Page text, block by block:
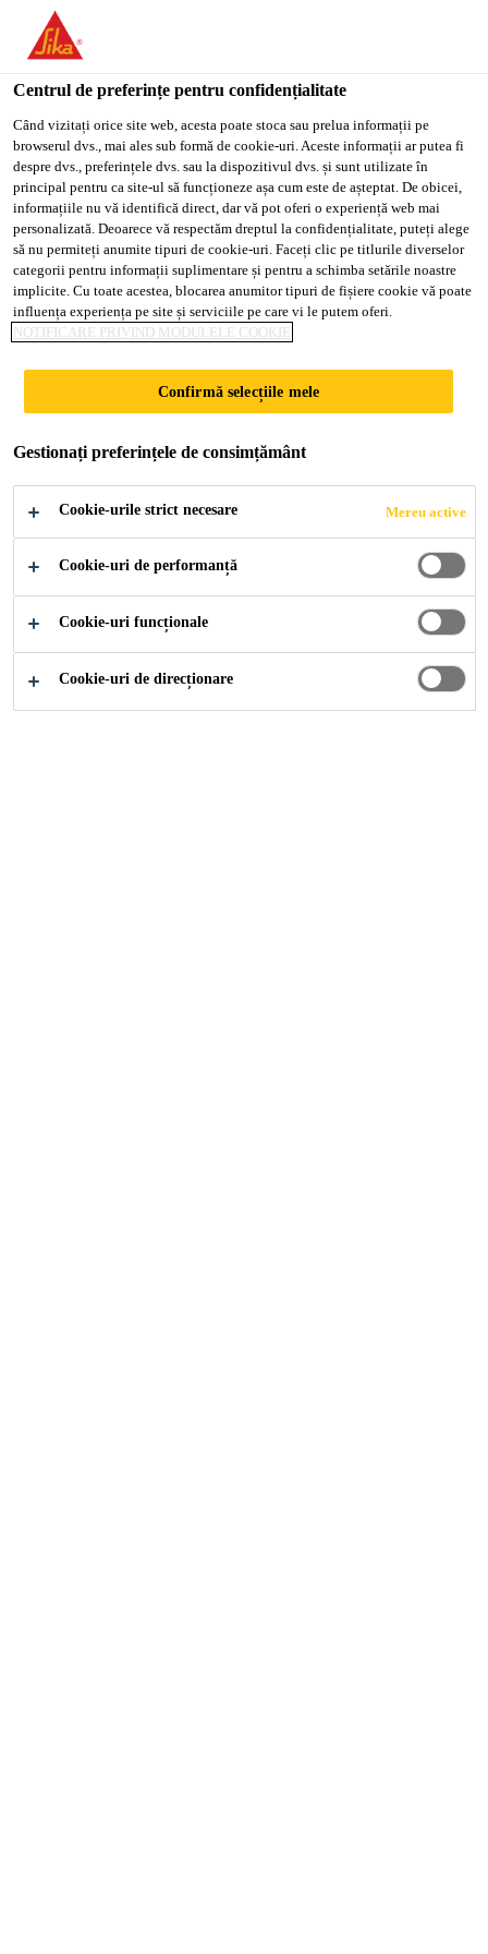
You are accessing "Sika Romania", it seems you are accessing it
from "Statele Unite ale Americii". We have a dedicated website
for your country.
TO
SIKA
USA
STAY ON THE SIKA
ROMANIA WEBSITE
SELECT A
COUNTRY
Sika Romania
ACOPERIRI
ELASTICE
Soluții pentru Construcții Acoperiri elastice
Centrul de preferințe pentru confidențialitate
Când vizitați orice site web, acesta poate stoca sau prelua informații pe
browserul dvs., mai ales sub formă de cookie-uri. Aceste informații ar putea fi
despre dvs., preferințele dvs. sau la dispozitivul dvs. și sunt utilizate în
principal pentru ca site-ul să funcționeze așa cum este de așteptat. De obicei,
informațiile nu vă identifică direct, dar vă pot oferi o experiență web mai
personalizată. Deoarece vă respectăm dreptul la confidențialitate, puteți alege
să nu permiteți anumite tipuri de cookie-uri. Faceți clic pe titlurile diverselor
categorii pentru informații suplimentare și pentru a schimba setările noastre
implicite. Cu toate acestea, blocarea anumitor tipuri de fișiere cookie vă poate
influența experiența pe site și serviciile pe care vi le putem oferi.
NOTIFICARE PRIVIND MODULELE COOKIE
Confirmă selecțiile mele
Gestionați preferințele de consimțământ
Cookie-urile strict necesare Mereu active
Cookie-uri de performanță
Cookie-uri funcționale
Cookie-uri de direcționare